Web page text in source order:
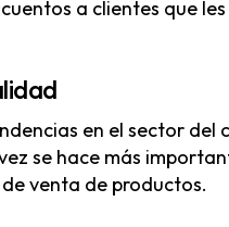
a clientes que
en el sector del
se hace más
venta de productos.
Partners
Canal de